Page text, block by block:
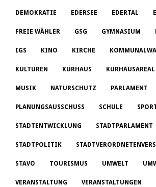
DEMOKRATIE EDERSEE EDERTAL
FREIE WÄHLER GSG GYMNASIUM
IGS KINO KIRCHE
KULTUREN KURHAUS KURHAUSAREAL
MUSIK NATURSCHUTZ PARLAMENT
PLANUNGSAUSSCHUSS SCHULE
STADTENTWICKLUNG STADTPARLAMENT
STADTPOLITIK
STAVO TOURISMUS UMWELT
VERANSTALTUNG VERANSTALTUNGEN